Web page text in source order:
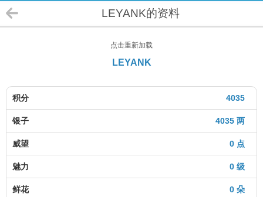
LEYANK的资料
点击重新加载
LEYANK
4035
积分
4035 两
银子
0 点
威望
0 级
魅力
0 朵
鲜花